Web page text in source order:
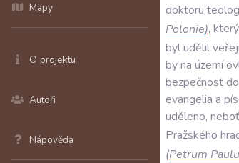
Mapy
O projektu
Autoři
Nápověda
doktoru
Polonie), který
byludělil
byna území
bezpečnost
evangelia a
uděleno, neboť
Pražského
(Petrum